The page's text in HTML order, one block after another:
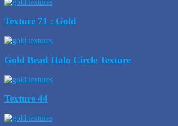
Texture 71 : Gold
Gold Bead Halo Circle Texture
Texture 44